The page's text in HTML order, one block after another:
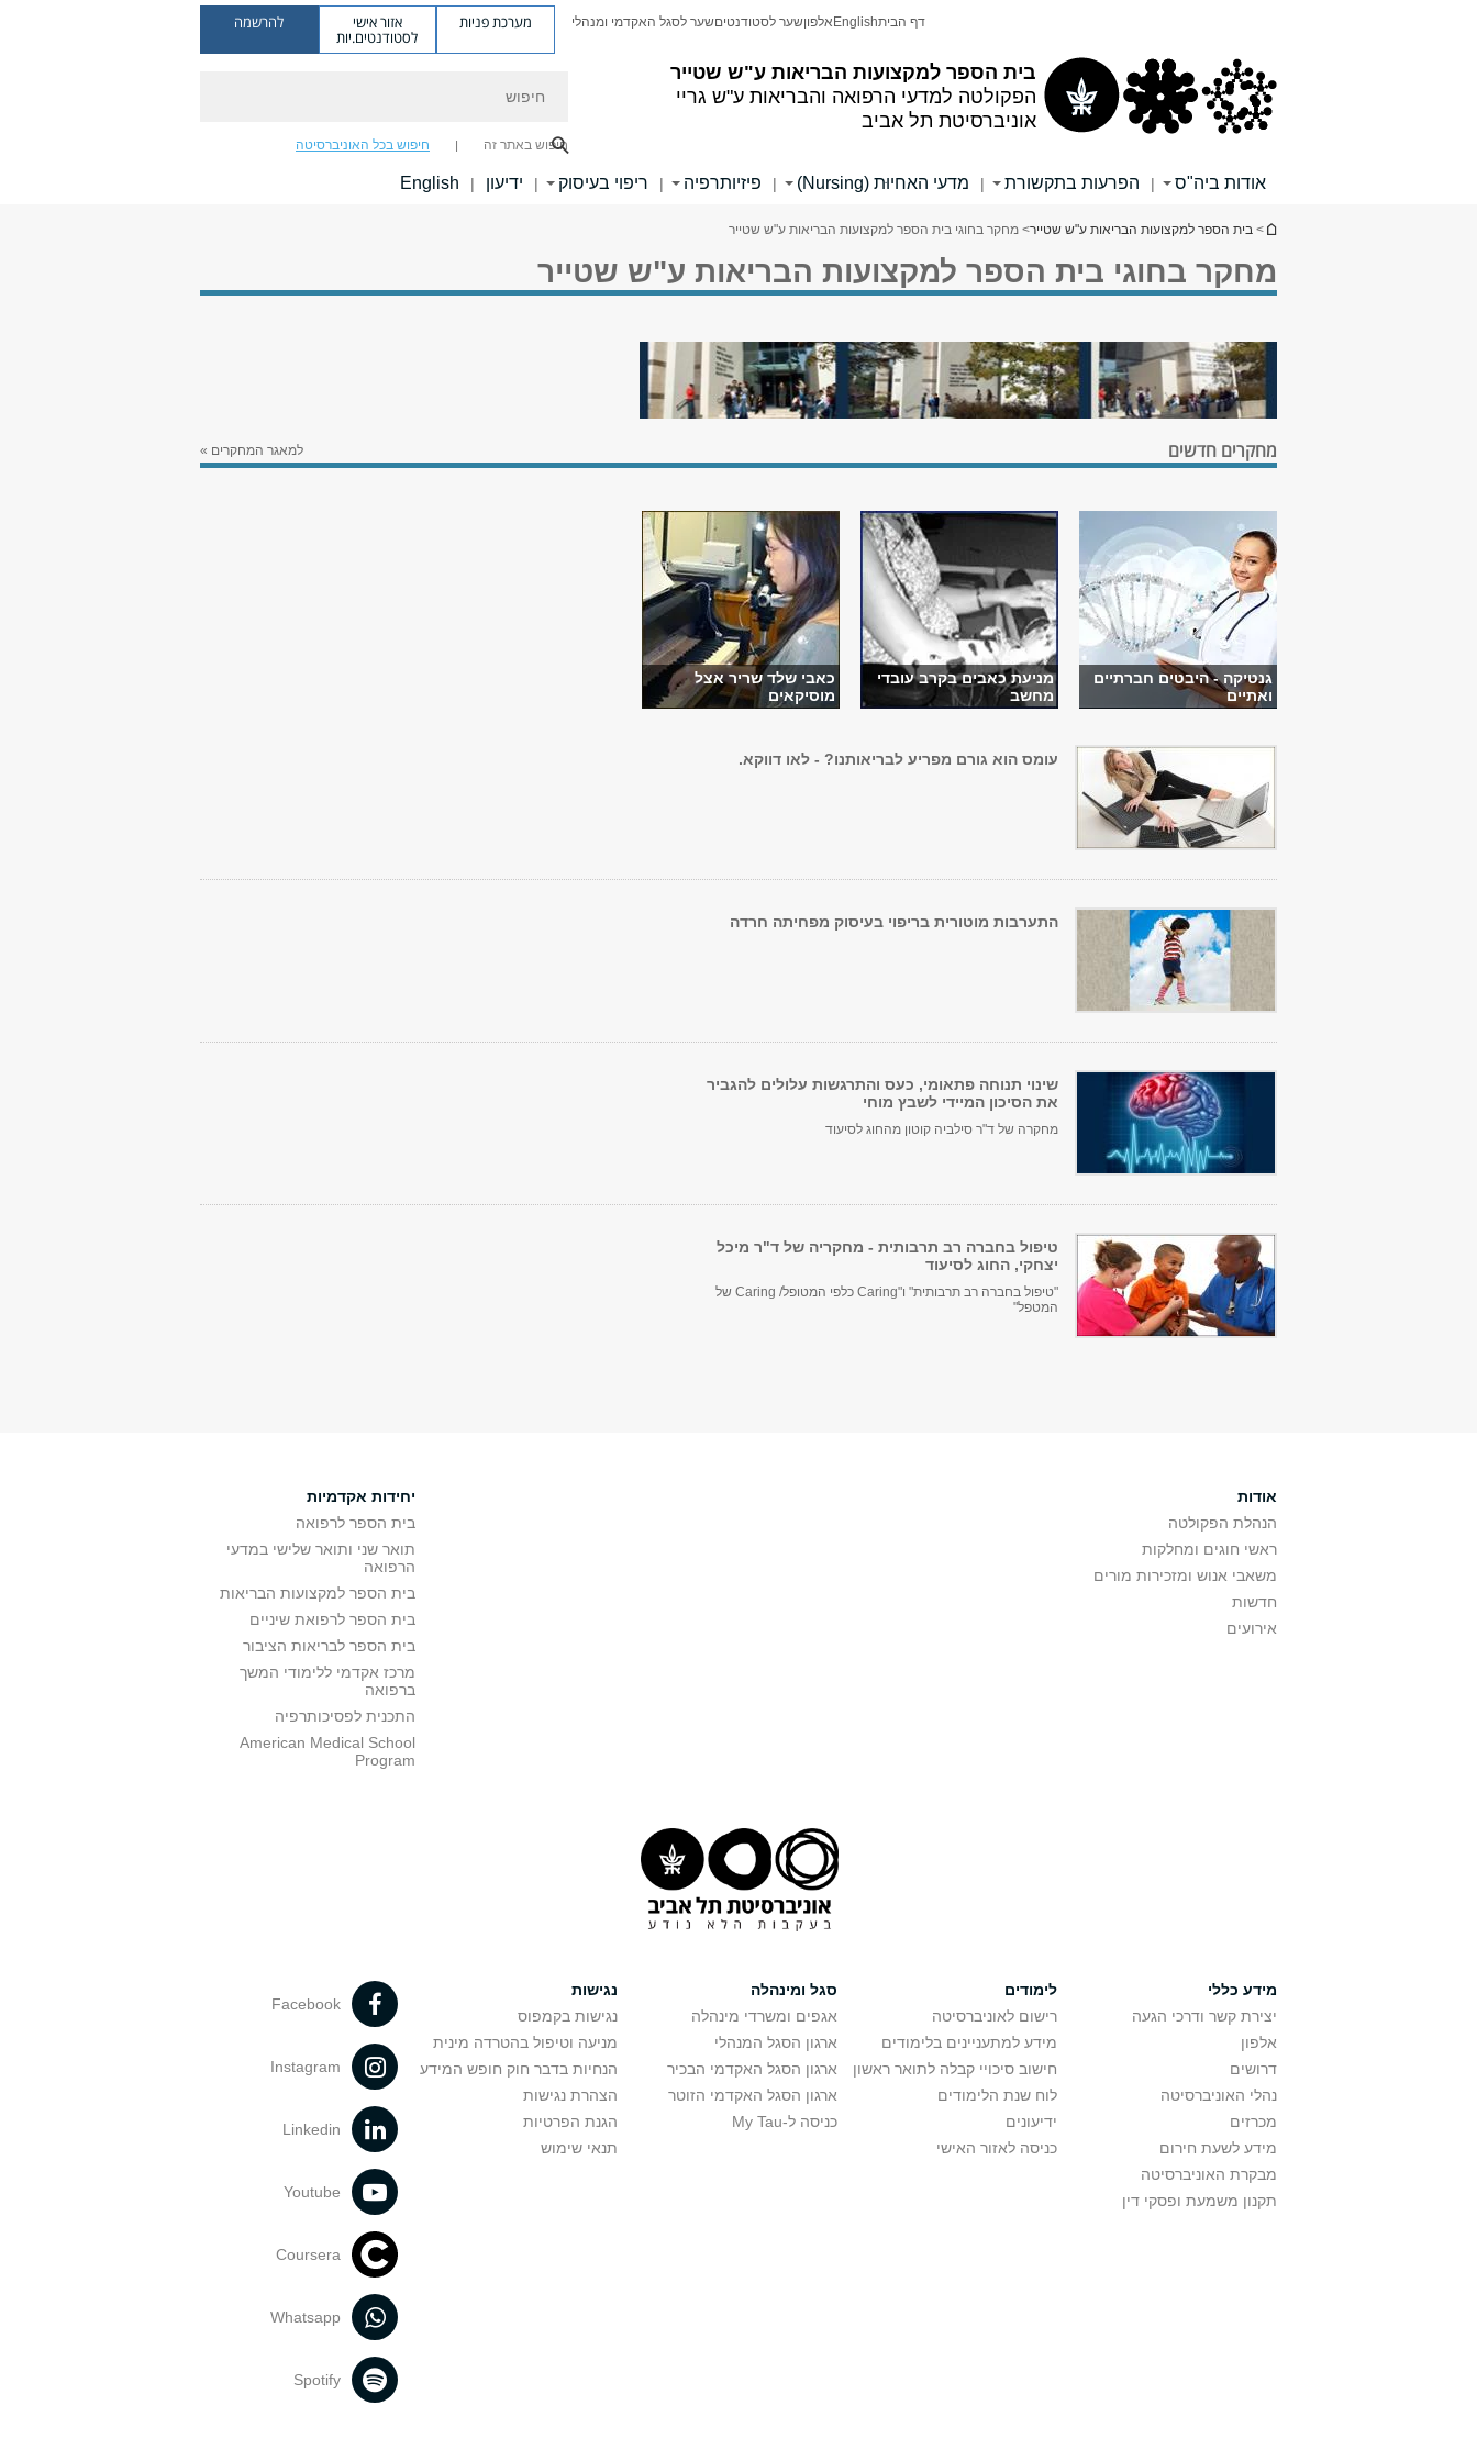
בית הספר למקצועות הבריאות ע"ש שטייר
הפקולטה למדעי הרפואה והבריאות ע"ש גריי
אוניברסיטת תל אביב
דף הביתEnglish אלפוןשער לסטודנטיםשער לסגל האקדמי ומנהלי מערכת פניות אזור אישי
לסטודנטים.יות
להרשמה
חיפוש באתר זה חיפוש בכל האוניברסיטה
אודות ביה"ס | הפרעות בתקשורת | מדעי האחיוּת (Nursing) | פיזיותרפיה | ריפוי בעיסוק | ידיעון |
English
הינך נמצא כאן
> בית הספר למקצועות הבריאות ע"ש שטייר> מחקר בחוגי בית הספר למקצועות הבריאות ע"ש שטייר
מחקר בחוגי בית הספר למקצועות הבריאות ע"ש שטייר
מחקרים חדשים למאגר המחקרים »
גנטיקה - היבטים חברתיים
ואתיים
מניעת כאבים בקרב עובדי
מחשב
כאבי שלד שריר אצל
מוסיקאים
עומס הוא גורם מפריע לבריאותנו? - לאו דווקא.
התערבות מוטורית בריפוי בעיסוק מפחיתה חרדה
שינוי תנוחה פתאומי, כעס והתרגשות עלולים להגביר
את הסיכון המיידי לשבץ מוחי
מחקרה של ד"ר סילביה קוטון מהחוג לסיעוד
טיפול בחברה רב תרבותית - מחקריה של ד"ר מיכל
יצחקי, החוג לסיעוד
"טיפול בחברה רב תרבותית" ו"Caring כלפי המטופל/ Caring של
המטפל"
אודות
הנהלת הפקולטה
ראשי חוגים ומחלקות
משאבי אנוש ומזכירות מורים
חדשות
אירועים
יחידות אקדמיות
בית הספר לרפואה
תואר שני ותואר שלישי במדעי
הרפואה
בית הספר למקצועות הבריאות
בית הספר לרפואת שיניים
בית הספר לבריאות הציבור
מרכז אקדמי ללימודי המשך
ברפואה
התכנית לפסיכותרפיה
American Medical School
Program
מידע כללי
יצירת קשר ודרכי הגעה
אלפון
דרושים
נהלי האוניברסיטה
מכרזים
מידע לשעת חירום
מבקרת האוניברסיטה
תקנון משמעת ופסקי דין
לימודים
רישום לאוניברסיטה
מידע למתעניינים בלימודים
חישוב סיכויי קבלה לתואר ראשון
לוח שנת הלימודים
ידיעונים
כניסה לאזור האישי
סגל ומינהלה
אגפים ומשרדי מינהלה
ארגון הסגל המנהלי
ארגון הסגל האקדמי הבכיר
ארגון הסגל האקדמי הזוטר
כניסה ל-My Tau
נגישות
נגישות בקמפוס
מניעה וטיפול בהטרדה מינית
הנחיות בדבר חוק חופש המידע
הצהרת נגישות
הגנת הפרטיות
תנאי שימוש
Facebook
Instagram
Linkedin
Youtube
Coursera
Whatsapp
Spotify